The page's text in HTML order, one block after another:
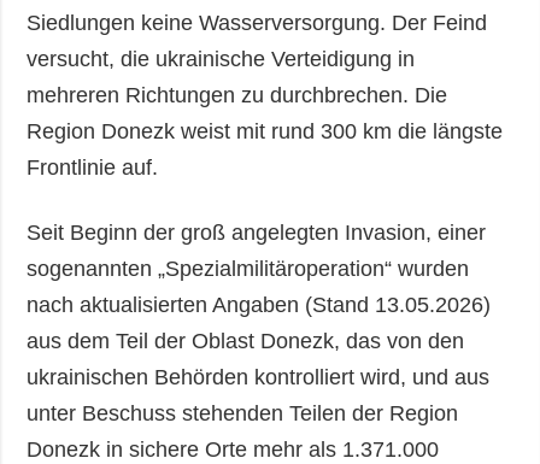
Siedlungen keine Wasserversorgung. Der Feind
versucht, die ukrainische Verteidigung in
mehreren Richtungen zu durchbrechen. Die
Region Donezk weist mit rund 300 km die längste
Frontlinie auf.
Seit Beginn der groß angelegten Invasion, einer
sogenannten „Spezialmilitäroperation“ wurden
nach aktualisierten Angaben (Stand 13.05.2026)
aus dem Teil der Oblast Donezk, das von den
ukrainischen Behörden kontrolliert wird, und aus
unter Beschuss stehenden Teilen der Region
Donezk in sichere Orte mehr als 1.371.000